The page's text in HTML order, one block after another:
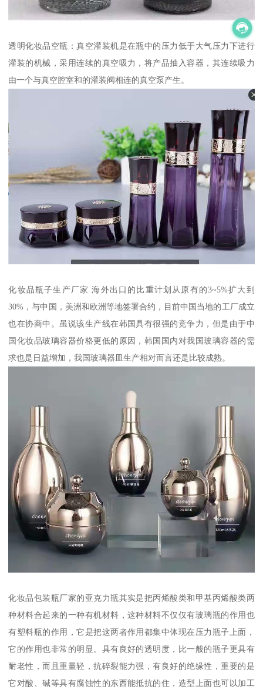
透明化妆品空瓶：真空灌装机是在瓶中的压力低于大气压力下进行
灌装的机械，采用连续的真空吸力，将产品抽入容器，其连续吸力
由一个与真空腔室和的灌装阀相连的真空泵产生。
化妆品瓶子生产厂家 海外出口的比重计划从原有的3~5%扩大到
30%，与中国，美洲和欧洲等地签署合约，目前中国当地的工厂成立
也在协商中。虽说该生产线在韩国具有很强的竞争力，但是由于中
国化妆品玻璃容器价格更低的原因，韩国国内对我国玻璃容器的需
求也是日益增加，我国玻璃器皿生产相对而言还是比较成熟。
化妆品包装瓶厂家的亚克力瓶其实是把丙烯酸类和甲基丙烯酸类两
种材料合起来的一种有机材料，这种材料不仅仅有玻璃瓶的作用也
有塑料瓶的作用，它是把这两者作用都集中体现在压力瓶子上面，
它的作用也非常的明显。具有良好的透明度，比一般的瓶子更具有
耐老性，而且重量轻，抗碎裂能力强，有良好的绝缘性，重要的是
它对酸、碱等具有腐蚀性的东西能抵抗的住，造型上面也可以加工